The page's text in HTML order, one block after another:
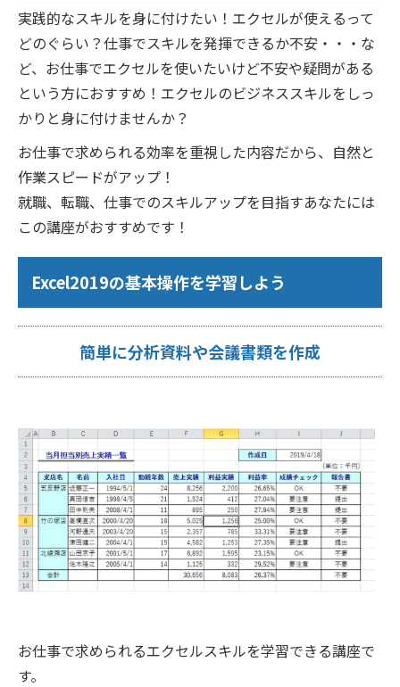
実践的なスキルを身に付けたい！エクセルが使えるって
どのぐらい？仕事でスキルを発揮できるか不安・・・な
ど、お仕事でエクセルを使いたいけど不安や疑問がある
という方におすすめ！エクセルのビジネススキルをしっ
かりと身に付けませんか？
お仕事で求められる効率を重視した内容だから、自然と
作業スピードがアップ！
就職、転職、仕事でのスキルアップを目指すあなたには
この講座がおすすめです！
Excel2019の基本操作を学習しよう
簡単に分析資料や会議書類を作成
お仕事で求められるエクセルスキルを学習できる講座で
す。